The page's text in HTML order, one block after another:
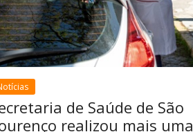
de Saúde de São
realizou mais uma